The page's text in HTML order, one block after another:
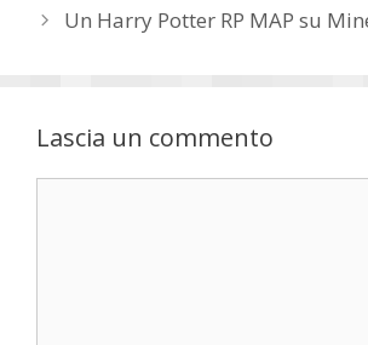
Un Harry Potter RP MAP su
Lascia un commento